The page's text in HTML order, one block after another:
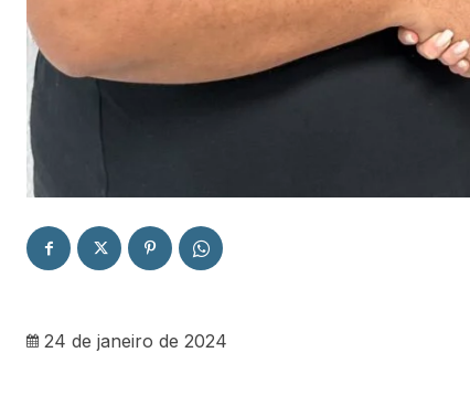
24 de janeiro de 2024